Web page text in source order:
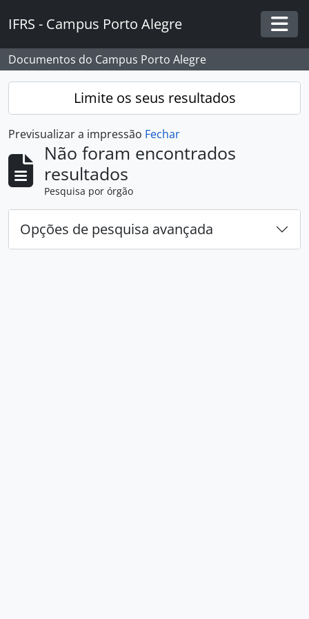
IFRS - Campus Porto Alegre
Documentos do Campus Porto Alegre
Limite os seus resultados
Previsualizar a impressão Fechar
Não foram encontrados
resultados
Pesquisa por órgão
Opções de pesquisa avançada